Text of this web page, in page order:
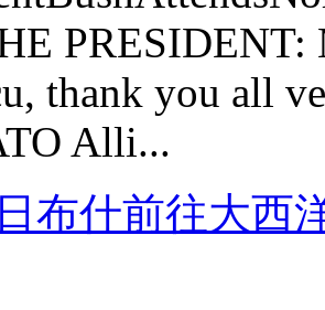
thank you all
Alli...
布什前往大西